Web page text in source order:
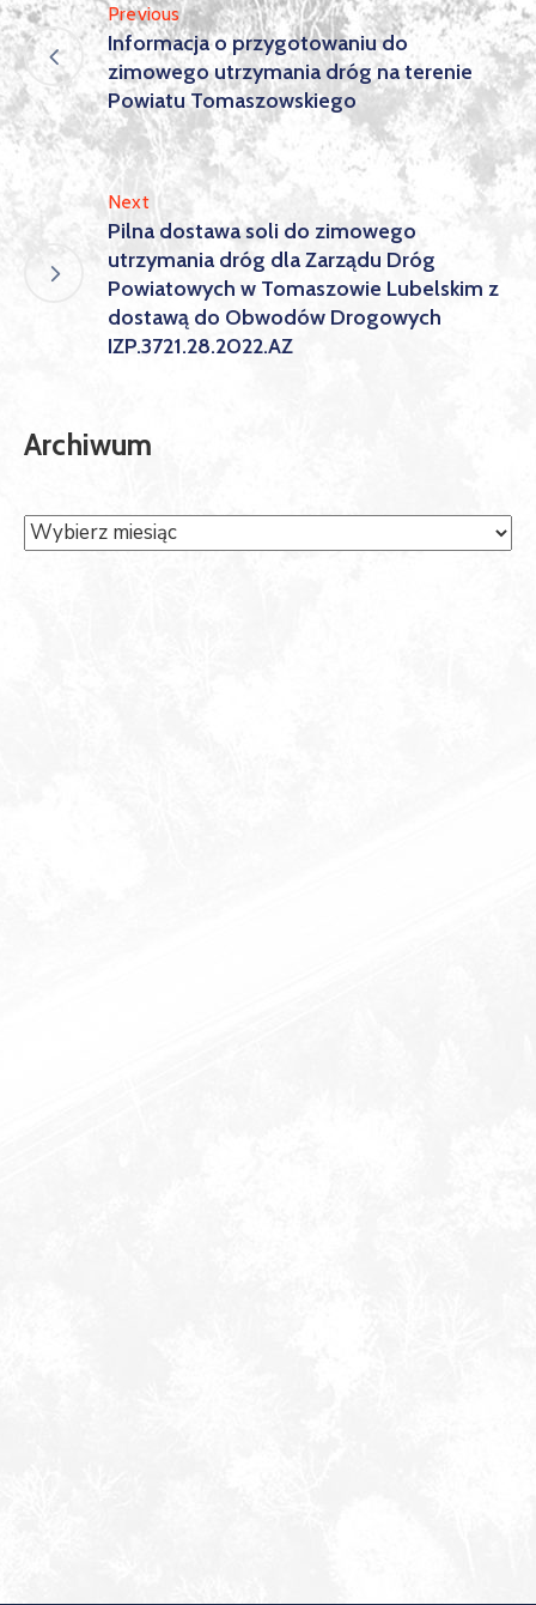
Previous
Informacja o przygotowaniu do
zimowego utrzymania dróg na terenie
Powiatu Tomaszowskiego
Next
Pilna dostawa soli do zimowego
utrzymania dróg dla Zarządu Dróg
Powiatowych w Tomaszowie Lubelskim z
dostawą do Obwodów Drogowych
IZP.3721.28.2022.AZ
Archiwum